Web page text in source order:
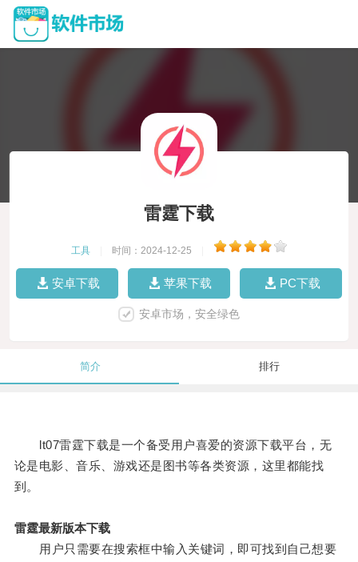
雷霆下载
工具 时间：2024-12-25
安卓下载 苹果下载 PC下载
安卓市场，安全绿色
简介 排行
lt07雷霆下载是一个备受用户喜爱的资源下载平台，无
论是电影、音乐、游戏还是图书等各类资源，这里都能找
到。
雷霆最新版本下载
用户只需要在搜索框中输入关键词，即可找到自己想要